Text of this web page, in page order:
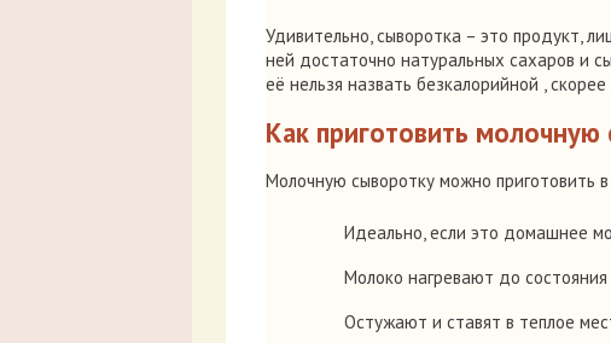
Удивительно, сыворотка – это продукт,
ней достаточно натуральных сахаров и
её нельзя назвать безкалорийной ,
Как приготовить молочную
Молочную сыворотку можно приготовить
Идеально, если это домашнее
Молоко нагревают до
Остужают и ставят в теплое